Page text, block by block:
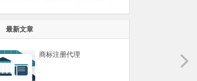
最新文章
商标注册代理